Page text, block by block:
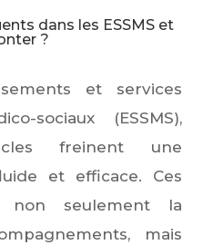
dans les ESSMS et
?
et services
sociaux (ESSMS),
freinent une
et efficace. Ces
non seulement la
mais